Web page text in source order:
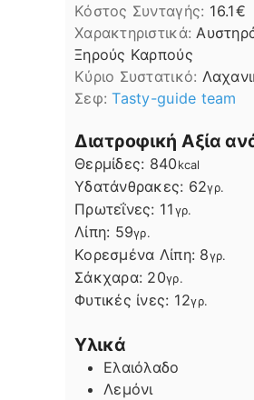
Κόστος Συνταγής: 16.1€
Χαρακτηριστικά:
Ξηρούς Καρπούς
Kύριο Συστατικό:
Σεφ:Tasty-guide team
Διατροφική Αξία
Θερμίδες: 840kcal
Υδατάνθρακες: 62γρ.
Πρωτεΐνες: 11γρ.
Λίπη
Λίπη: 59γρ.
Κορεσμένα Λίπη: 8γρ.
Σάκχαρα: 20γρ.
Φυτικές ίνες: 12γρ.
Υλικά
Ελαιόλαδο
Λεμόνι